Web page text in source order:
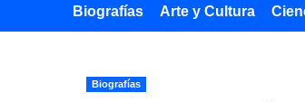
Biografías Arte y Cultura
Biografías